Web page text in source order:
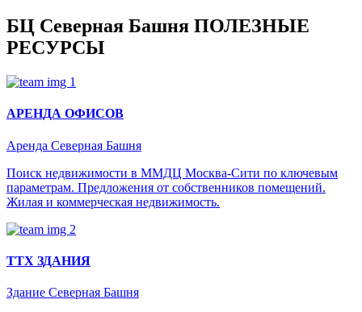
БЦ Северная Башня ПОЛЕЗНЫЕ
РЕСУРСЫ
АРЕНДА ОФИСОВ
Аренда Северная Башня
Поиск недвижимости в ММДЦ Москва-Сити по ключевым
параметрам. Предложения от собственников помещений.
Жилая и коммерческая недвижимость.
ТТХ ЗДАНИЯ
Здание Северная Башня